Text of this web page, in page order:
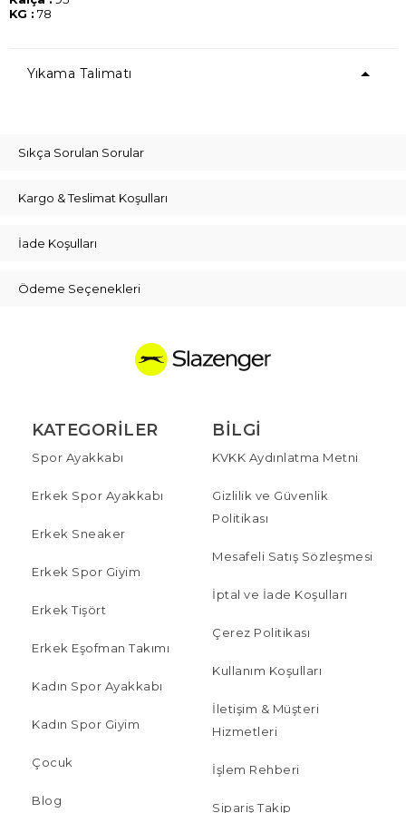
KG : 78
Yıkama Talimatı
Sıkça Sorulan Sorular
Kargo & Teslimat Koşulları
İade Koşulları
Ödeme Seçenekleri
KATEGORILER
Spor Ayakkabı
Erkek Spor Ayakkabı
Erkek Sneaker
Erkek Spor Giyim
Erkek Tişört
Erkek Eşofman Takımı
Kadın Spor Ayakkabı
Kadın Spor Giyim
Çocuk
Blog
BILGI
KVKK Aydınlatma Metni
Gizlilik ve Güvenlik
Politikası
Mesafeli Satış Sözleşmesi
İptal ve İade Koşulları
Çerez Politikası
Kullanım Koşulları
İletişim & Müşteri
Hizmetleri
İşlem Rehberi
Sipariş Takip